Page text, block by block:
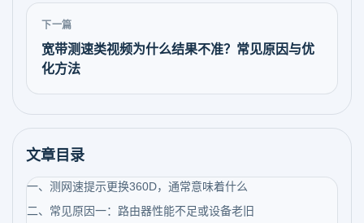
下一篇
宽带测速类视频为什么结果不准？常见原因与优
化方法
文章目录
一、测网速提示更换360D，通常意味着什么
二、常见原因一：路由器性能不足或设备老旧